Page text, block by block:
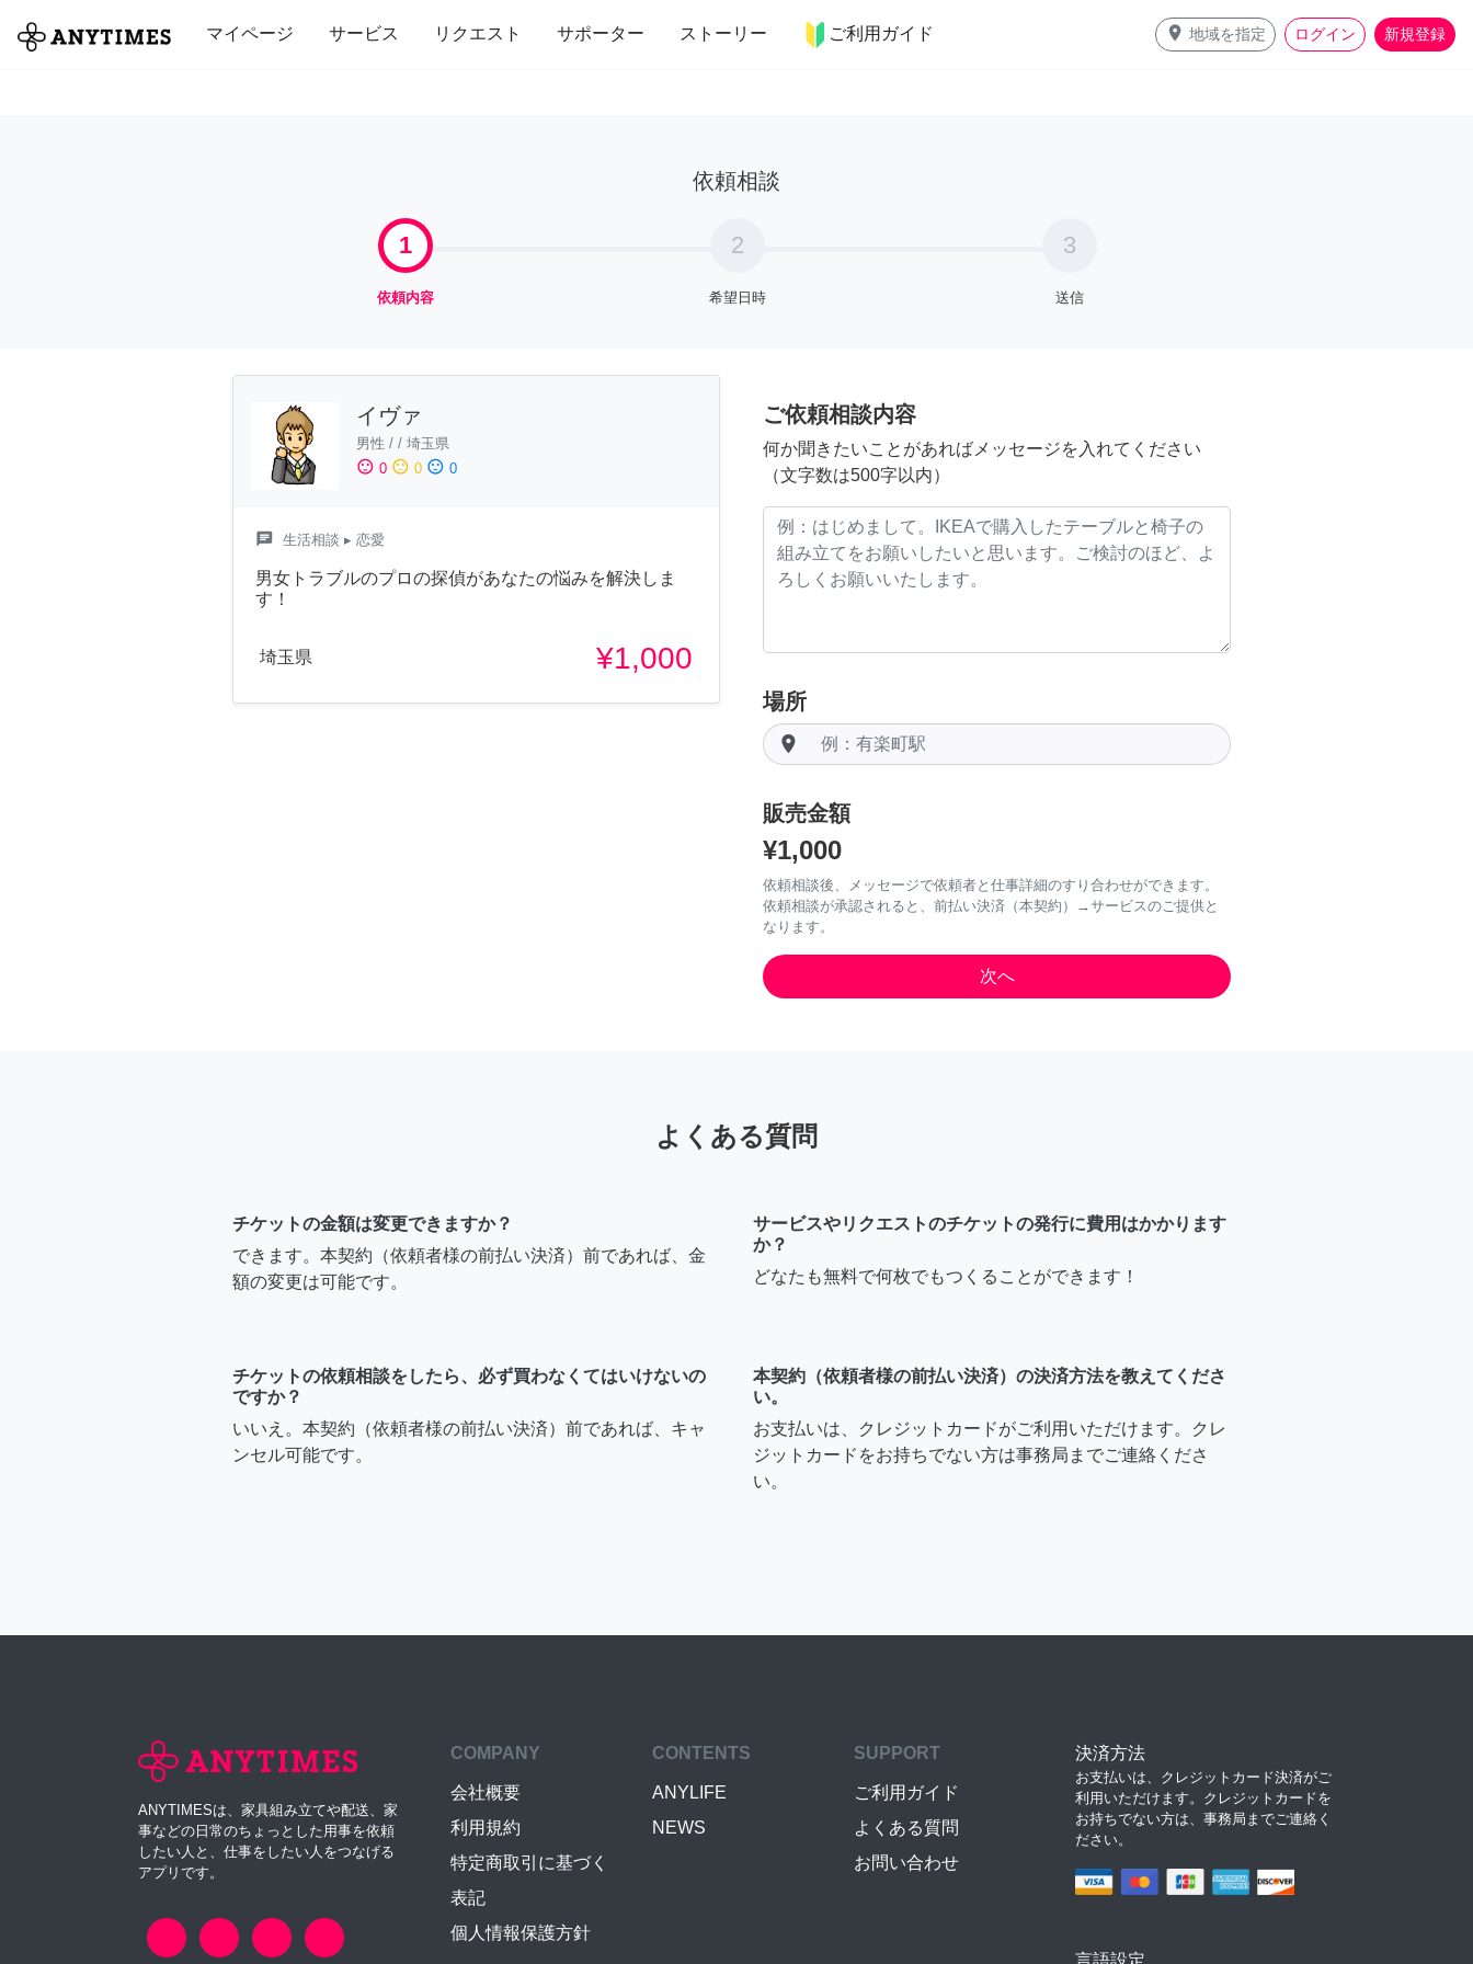
マイページ サービス リクエスト サポーター ストーリー ご利用ガイド place 地域を指定 ログイン 新規登録
全て 修理・組立 家事 引っ越し インテリア 趣味・習い事 ペット 料理
依頼相談
1
依頼内容
2
希望日時
3
送信
イヴァ
男性 / / 埼玉県
sentiment_satisfied 0 sentiment_neutral 0 sentiment_dissatisfied 0
chat 生活相談 ▸ 恋愛
男女トラブルのプロの探偵があなたの悩みを解決しま
す！
埼玉県 ¥1,000
ご依頼相談内容
何か聞きたいことがあればメッセージを入れてください
（文字数は500字以内）
場所
room
販売金額
¥1,000
依頼相談後、メッセージで依頼者と仕事詳細のすり合わせができます。
依頼相談が承認されると、前払い決済（本契約）→サービスのご提供と
なります。
よくある質問
チケットの金額は変更できますか？
できます。本契約（依頼者様の前払い決済）前であれば、金
額の変更は可能です。
サービスやリクエストのチケットの発行に費用はかかります
か？
どなたも無料で何枚でもつくることができます！
チケットの依頼相談をしたら、必ず買わなくてはいけないの
ですか？
いいえ。本契約（依頼者様の前払い決済）前であれば、キャ
ンセル可能です。
本契約（依頼者様の前払い決済）の決済方法を教えてくださ
い。
お支払いは、クレジットカードがご利用いただけます。クレ
ジットカードをお持ちでない方は事務局までご連絡くださ
い。
ANYTIMESは、家具組み立てや配送、家
事などの日常のちょっとした用事を依頼
したい人と、仕事をしたい人をつなげる
アプリです。
COMPANY
会社概要
利用規約
特定商取引に基づく
表記
個人情報保護方針
CONTENTS
ANYLIFE
NEWS
SUPPORT
ご利用ガイド
よくある質問
お問い合わせ
決済方法
お支払いは、クレジットカード決済がご
利用いただけます。クレジットカードを
お持ちでない方は、事務局までご連絡く
ださい。
言語設定